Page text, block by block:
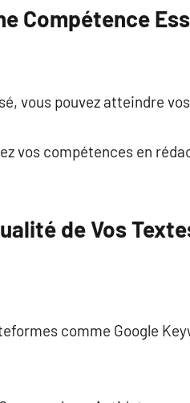
Compétence
vous pouvez atteindre
vos compétences en
de Vos
comme Google